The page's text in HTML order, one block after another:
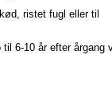
ristet fugl eller til
6-10 år efter årgang